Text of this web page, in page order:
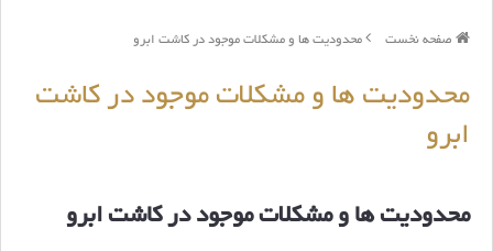
صفحه نخست محدودیت ها و مشکلات موجود در کاشت ابرو
محدودیت ها و مشکلات موجود در کاشت
ابرو
محدودیت ها و مشکلات موجود در کاشت ابرو